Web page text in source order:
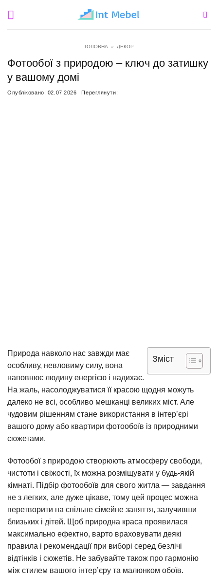
ГОЛОВНА » ДЕКОР
Фотообої з природою – ключ до затишку
у вашому домі
Опубліковано: 02.07.2026 Переглянути:
Зміст
Природа навколо нас завжди має
особливу, невловиму силу, вона
наповнює людину енергією і надихає.
На жаль, насолоджуватися її красою щодня можуть
далеко не всі, особливо мешканці великих міст. Але
чудовим рішенням стане використання в інтер’єрі
вашого дому або квартири фотообоїв із природними
сюжетами.
Фотообої з природою створюють атмосферу свободи,
чистоти і свіжості, їх можна розміщувати у будь-якій
кімнаті. Підбір фотообоїв для свого житла — завдання
не з легких, але дуже цікаве, тому цей процес можна
перетворити на спільне сімейне заняття, залучивши
близьких і дітей. Щоб природна краса проявилася
максимально ефектно, варто враховувати деякі
правила і рекомендації при виборі серед безлічі
відтінків і сюжетів. Не забувайте також про гармонію
між стилем вашого інтер’єру та малюнком обоїв.